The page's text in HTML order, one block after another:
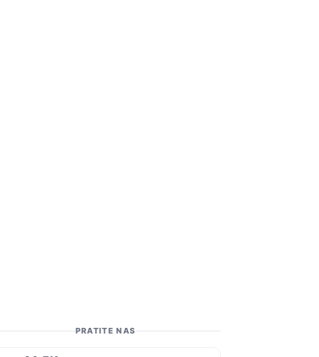
PRATITE NAS